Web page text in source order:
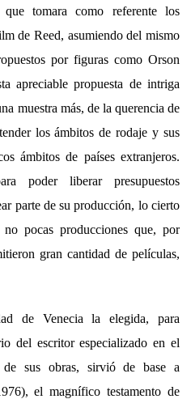
tomara como referente los
de Reed, asumiendo del mismo
por figuras como Orson
apreciable propuesta de intriga
muestra más, de la querencia de
los ámbitos de rodaje y sus
ámbitos de países extranjeros.
poder liberar presupuestos
parte de su producción, lo cierto
pocas producciones que, por
gran cantidad de películas,
de Venecia la elegida, para
del escritor especializado en el
sus obras, sirvió de base a
el magnífico testamento de